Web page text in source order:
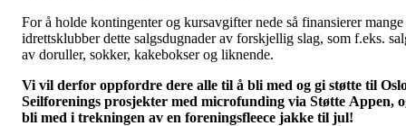
For å holde kontingenter og kursavgifter nede så finansierer mange
idrettsklubber dette salgsdugnader av forskjellig slag, som f.eks.
av doruller, sokker, kakebokser og liknende.
Vi vil derfor oppfordre dere alle til å bli med og gi støtte til
Seilforenings prosjekter med microfunding via Støtte Appen,
bli med i trekningen av en foreningsfleece jakke til jul!